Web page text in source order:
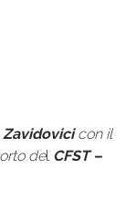
Zavidovicicon il
del CFST –